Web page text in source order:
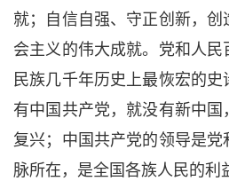
就；自信自强、守正创新，
会主义的伟大成就。党和人
民族几千年历史上最恢宏的
有中国共产党，就没有新中
复兴；中国共产党的领导是
脉所在，是全国各族人民的利